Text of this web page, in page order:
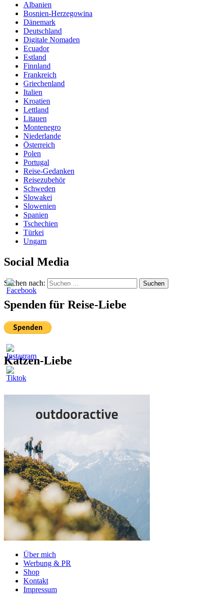
Albanien
Bosnien-Herzegowina
Dänemark
Deutschland
Digitale Nomaden
Ecuador
Estland
Finnland
Frankreich
Griechenland
Italien
Kroatien
Lettland
Litauen
Montenegro
Niederlande
Österreich
Polen
Portugal
Reise-Gedanken
Reisezubehör
Schweden
Slowakei
Slowenien
Spanien
Tschechien
Türkei
Ungarn
Social Media
Suchen nach: Suchen
Spenden für Reise-Liebe
Katzen-Liebe
Über mich
Werbung & PR
Shop
Kontakt
Impressum